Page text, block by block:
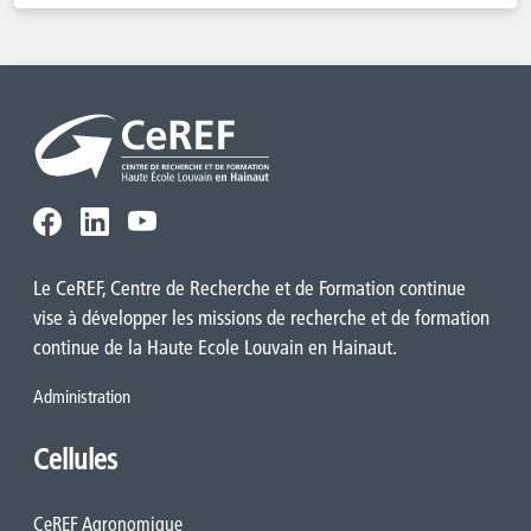
Le CeREF, Centre de Recherche et de Formation continue
vise à développer les missions de recherche et de formation
continue de la Haute Ecole Louvain en Hainaut.
Administration
Cellules
CeREF Agronomique